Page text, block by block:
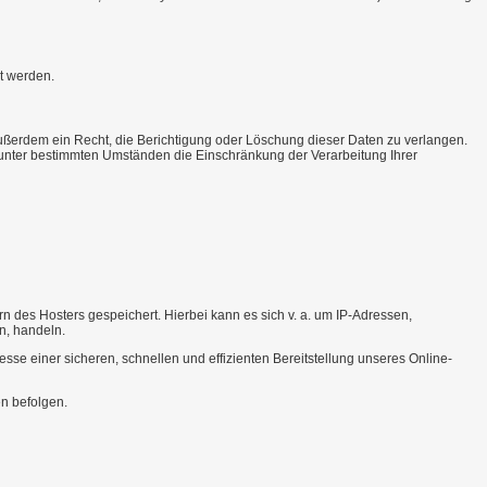
ein Recht, die Berichtigung oder Löschung dieser Daten zu verlangen.
bestimmten Umständen die Einschränkung der Verarbeitung Ihrer
Hosters gespeichert. Hierbei kann es sich v. a. um IP-Adressen,
handeln.
einer sicheren, schnellen und effizienten Bereitstellung unseres Online-
befolgen.